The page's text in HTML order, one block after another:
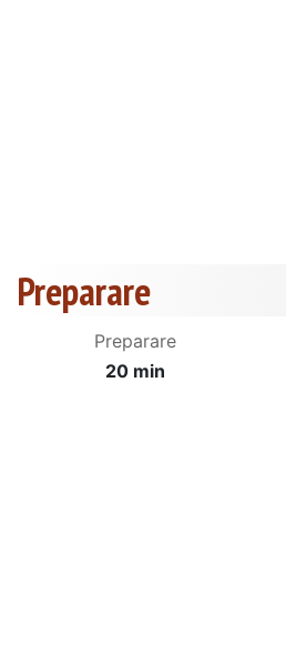
Preparare
Preparare
20 min